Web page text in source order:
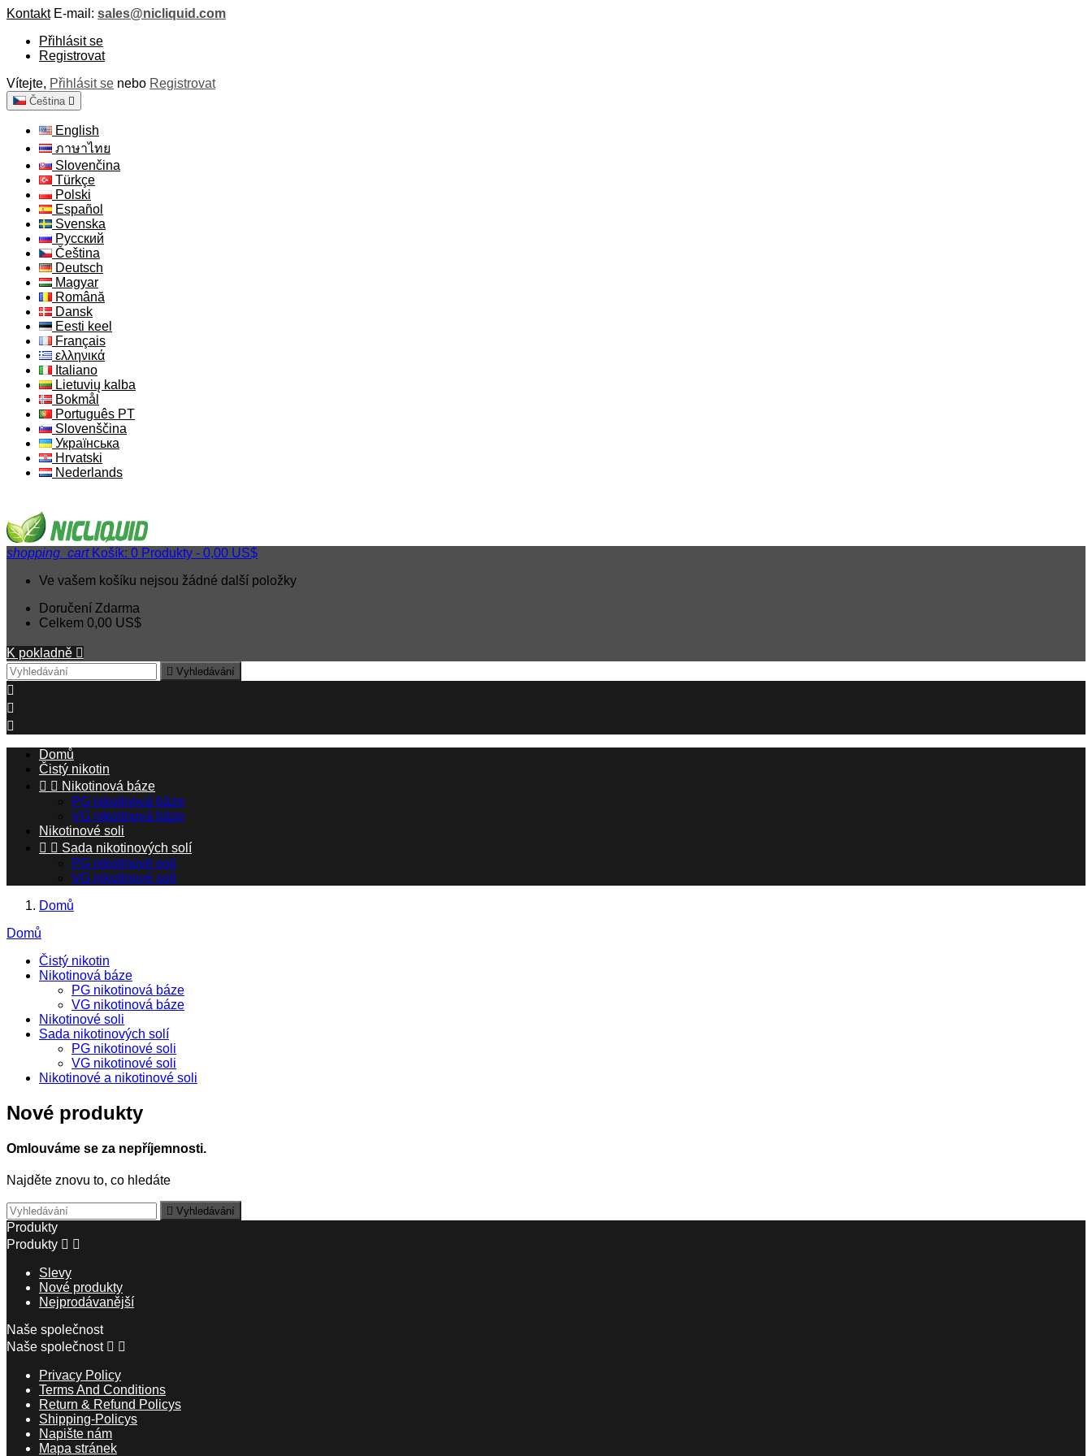
Kontakt E-mail: sales@nicliquid.com
Přihlásit se
Registrovat
Vítejte, Přihlásit se nebo Registrovat
Čeština 
English
ภาษาไทย
Slovenčina
Türkçe
Polski
Español
Svenska
Русский
Čeština
Deutsch
Magyar
Română
Dansk
Eesti keel
Français
ελληνικά
Italiano
Lietuvių kalba
Bokmål
Português PT
Slovenščina
Українська
Hrvatski
Nederlands
shopping_cart Košík: 0 Produkty - 0,00 US$
Ve vašem košíku nejsou žádné další položky
Doručení Zdarma
Celkem 0,00 US$
K pokladně 
 Vyhledávání



Domů
Čistý nikotin
  Nikotinová báze
PG nikotinová báze
VG nikotinová báze
Nikotinové soli
  Sada nikotinových solí
PG nikotinové soli
VG nikotinové soli
Domů
Domů
Čistý nikotin
Nikotinová báze
PG nikotinová báze
VG nikotinová báze
Nikotinové soli
Sada nikotinových solí
PG nikotinové soli
VG nikotinové soli
Nikotinové a nikotinové soli
Nové produkty
Omlouváme se za nepříjemnosti.
Najděte znovu to, co hledáte
 Vyhledávání
Produkty
Produkty  
Slevy
Nové produkty
Nejprodávanější
Naše společnost
Naše společnost  
Privacy Policy
Terms And Conditions
Return & Refund Policys
Shipping-Policys
Napište nám
Mapa stránek